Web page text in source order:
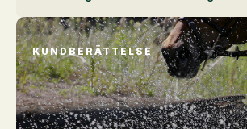
KUNDBERÄTTELSE